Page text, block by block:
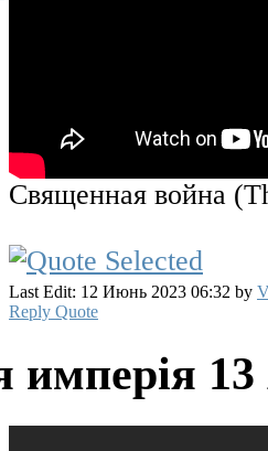
Священная война
Last Edit: 12 Июнь 2023 06:32 by
Reply Quote
имперiя